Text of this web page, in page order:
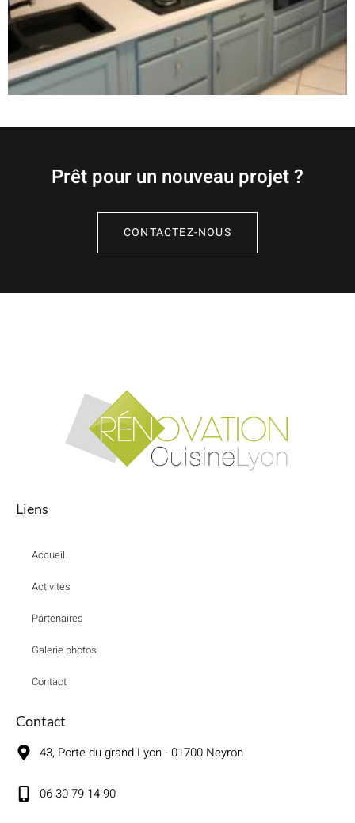
Prêt pour un nouveau projet ?
CONTACTEZ-NOUS
Liens
Accueil
Activités
Partenaires
Galerie photos
Contact
Contact
43, Porte du grand Lyon - 01700 Neyron
06 30 79 14 90